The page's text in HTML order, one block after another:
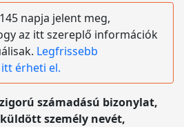
napja jelent meg,
az itt szereplő információk
Legfrissebb
érheti el.
számadású bizonylat,
személy nevét,